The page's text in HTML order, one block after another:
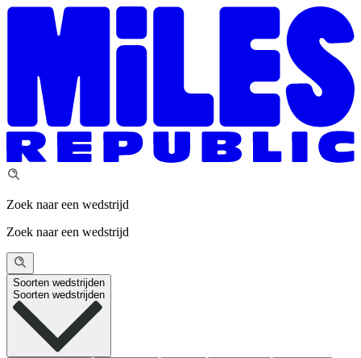
Zoek naar een wedstrijd
Zoek naar een wedstrijd
Soorten wedstrijden
Soorten wedstrijden